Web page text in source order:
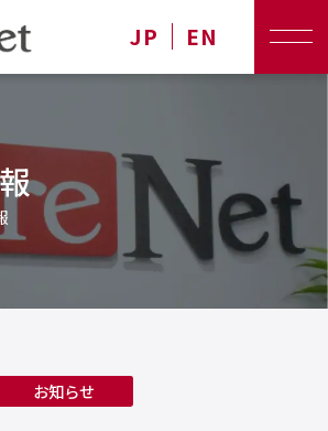
JP EN
お知らせ